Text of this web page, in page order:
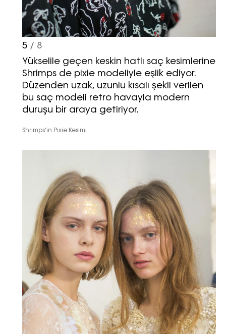
Turkuvaz Haberleşme ve Yayıncılık
A.Ş. tarafından
https://vogue.com.tr/
internet sitesi
üzerinden sunulan ürün ve
hizmetlere ilişkin reklam, tanıtım,
yoluyla tarafıma yapılmasına onay
ve bu kapsamda/ amaçla ad/
soyad ve e-posta adresi verilerimin
işlenmesine açık rıza veriyorum.
KAYDET KAPAT
5 / 8
Yükselile geçen keskin hatlı saç kesimlerine
Shrimps de pixie modeliyle eşlik ediyor.
Düzenden uzak, uzunlu kısalı şekil verilen
bu saç modeli retro havayla modern
duruşu bir araya getiriyor.
Shrimps'in Pixie Kesimi